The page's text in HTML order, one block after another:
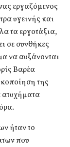
εργαζόμενος
υγεινής και
τα εργοτάξια,
σε συνθήκες
να αυξάνονται
Βαρέα
της
ατυχήματα
ήταν το
που